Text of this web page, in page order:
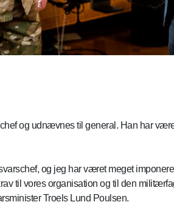
og udnævnes til general. Han har
og jeg har været meget
til vores organisation og til den
Troels Lund Poulsen.